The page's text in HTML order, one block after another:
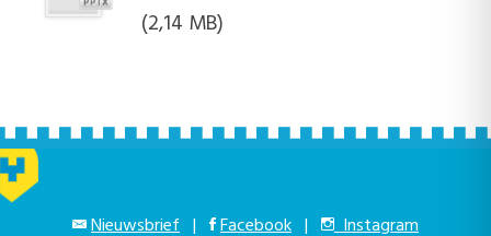
(2,14 MB)
Nieuwsbrief | Facebook | Instagram